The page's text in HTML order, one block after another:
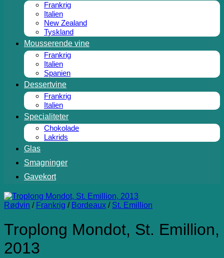
Frankrig
Italien
New Zealand
Tyskland
Mousserende vine
Frankrig
Italien
Spanien
Dessertvine
Frankrig
Italien
Specialiteter
Chokolade
Lakrids
Glas
Smagninger
Gavekort
Rødvin / Frankrig / Bordeaux / St. Emillion
Troplong Mondot, St. Emillion,
2013